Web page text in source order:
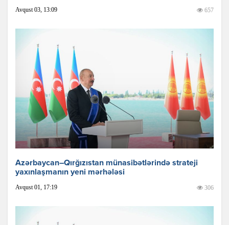
Avqust 03, 13:09 657
Azərbaycan–Qırğızıstan münasibətlərində strateji
yaxınlaşmanın yeni mərhələsi
Avqust 01, 17:19 306